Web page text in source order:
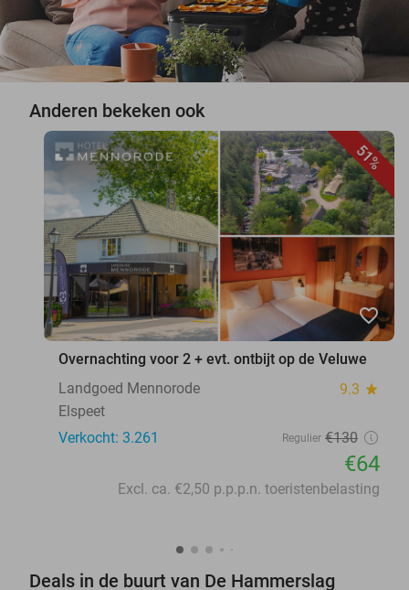
Anderen bekeken ook
51%
favorite_border
Overnachting voor 2 + evt. ontbijt op de Veluwe
Landgoed Mennorode
9.3 star
Elspeet
Verkocht: 3.261
Regulier €130
€64
Excl. ca. €2,50 p.p.p.n. toeristenbelasting
Deals in de buurt van De Hammerslag